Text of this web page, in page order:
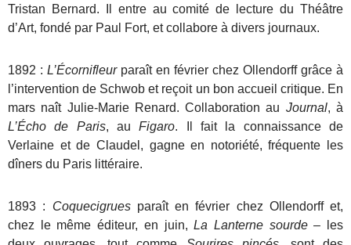
Tristan Bernard. Il entre au comité de lecture du Théâtre
d’Art, fondé par Paul Fort, et collabore à divers journaux.
1892 : L’Écornifleurparaît en février chez Ollendorff grâce à
l’intervention de Schwob et reçoit un bon accueil critique. En
mars naît Julie-Marie Renard. Collaboration au Journal, à
L’Écho de Paris, auFigaro. Il fait la connaissance de
Verlaine et de Claudel, gagne en notoriété, fréquente les
dîners du Paris littéraire.
1893 : Coquecigruesparaît en février chez Ollendorff et,
chez le même éditeur, en juin,La Lanterne sourde– les